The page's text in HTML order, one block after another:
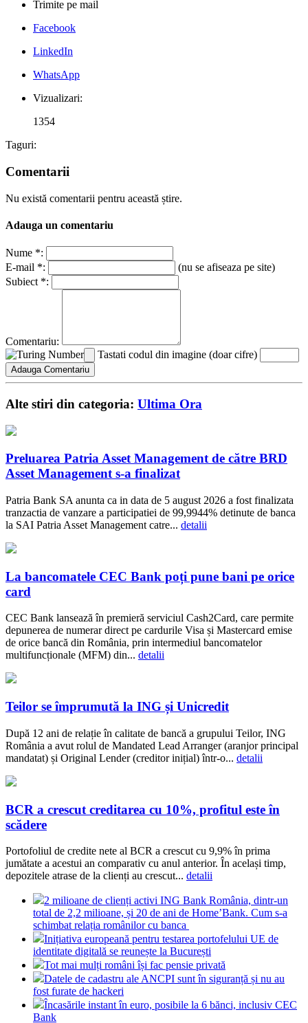
Trimite pe mail
Facebook
LinkedIn
WhatsApp
Vizualizari:
1354
Taguri:
Comentarii
Nu există comentarii pentru această știre.
Adauga un comentariu
Nume *:
E-mail *:
(nu se afiseaza pe site)
Subiect *:
Comentariu:
Tastati codul din imagine (doar cifre)
Alte stiri din categoria: Ultima Ora
Preluarea Patria Asset Management de către BRD
Asset Management s-a finalizat
Patria Bank SA anunta ca in data de 5 august 2026 a fost finalizata
tranzactia de vanzare a participatiei de 99,9944% detinute de banca
la SAI Patria Asset Management catre... detalii
La bancomatele CEC Bank poți pune bani pe orice
card
CEC Bank lansează în premieră serviciul Cash2Card, care permite
depunerea de numerar direct pe cardurile Visa și Mastercard emise
de orice bancă din România, prin intermediul bancomatelor
multifuncționale (MFM) din... detalii
Teilor se împrumută la ING și Unicredit
După 12 ani de relație în calitate de bancă a grupului Teilor, ING
România a avut rolul de Mandated Lead Arranger (aranjor principal
mandatat) și Original Lender (creditor inițial) într-o... detalii
BCR a crescut creditarea cu 10%, profitul este în
scădere
Portofoliul de credite nete al BCR a crescut cu 9,9% în prima
jumătate a acestui an comparativ cu anul anterior. În același timp,
depozitele atrase de la clienți au crescut... detalii
2 milioane de clienți activi ING Bank România, dintr-un
total de 2,2 milioane, și 20 de ani de Home’Bank. Cum s-a
schimbat relația românilor cu banca
Inițiativa europeană pentru testarea portofelului UE de
identitate digitală se reunește la București
Tot mai mulți români își fac pensie privată
Datele de cadastru ale ANCPI sunt în siguranță și nu au
fost furate de hackeri
Încasările instant în euro, posibile la 6 bănci, inclusiv CEC
Bank